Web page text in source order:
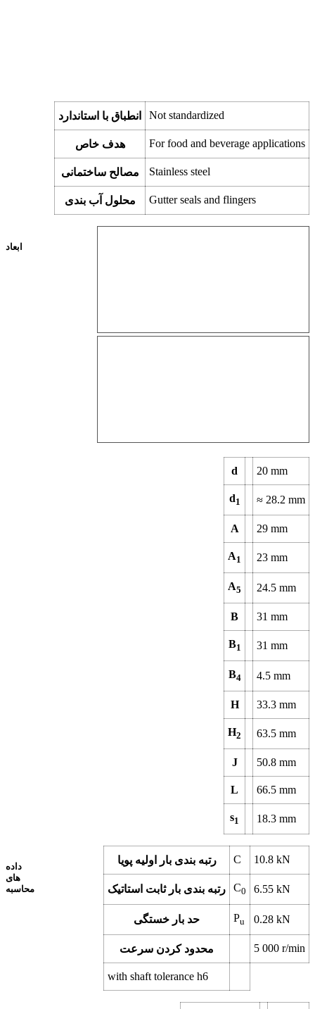
انطباق با استاندارد Not standardized
هدف خاص For food and beverage applications
مصالح ساختمانی Stainless steel
محلول آب بندی Gutter seals and flingers
ابعاد
d 20 mm
d1 ≈ 28.2 mm
A 29 mm
A1 23 mm
A5 24.5 mm
B 31 mm
B1 31 mm
B4 4.5 mm
H 33.3 mm
H2 63.5 mm
J 50.8 mm
L 66.5 mm
s1 18.3 mm
داده
های
محاسبه
رتبه بندی بار اولیه پویا C 10.8 kN
رتبه بندی بار ثابت استاتیک C0 6.55 kN
حد بار خستگی Pu 0.28 kN
محدود کردن سرعت 5 000 r/min
with shaft tolerance h6